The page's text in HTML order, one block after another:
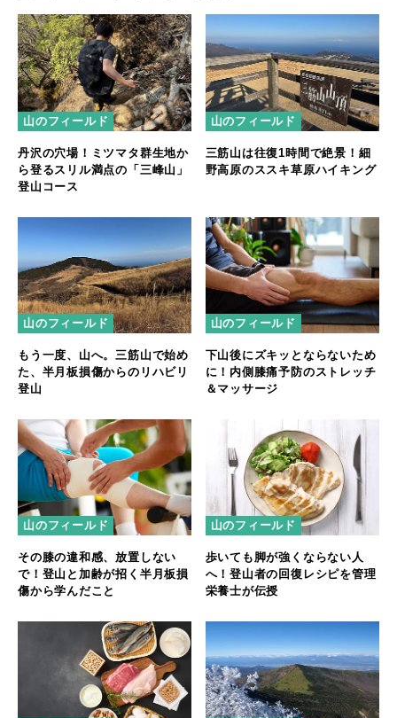
山のフィールド
丹沢の穴場！ミツマタ群生地か
ら登るスリル満点の「三峰山」
登山コース
山のフィールド
三筋山は往復1時間で絶景！細
野高原のススキ草原ハイキング
山のフィールド
もう一度、山へ。三筋山で始め
た、半月板損傷からのリハビリ
登山
山のフィールド
下山後にズキッとならないため
に！内側膝痛予防のストレッチ
＆マッサージ
山のフィールド
その膝の違和感、放置しない
で！登山と加齢が招く半月板損
傷から学んだこと
山のフィールド
歩いても脚が強くならない人
へ！登山者の回復レシピを管理
栄養士が伝授